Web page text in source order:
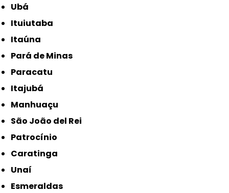
Ubá
Ituiutaba
Itaúna
Pará de Minas
Paracatu
Itajubá
Manhuaçu
São João del Rei
Patrocínio
Caratinga
Unaí
Esmeraldas